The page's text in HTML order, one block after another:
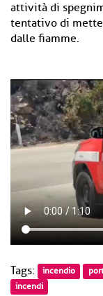
attività di
tentativo di
dalle fiamme.
Tags: incendio
incendi